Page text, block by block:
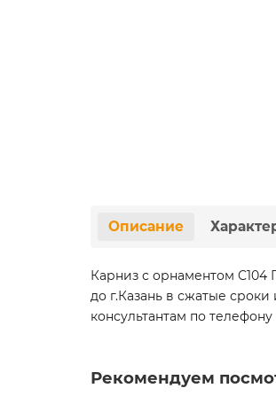
Описание
Карниз с орнаментом
до г.Казань в сжатые
консультантам по
Рекомендуем